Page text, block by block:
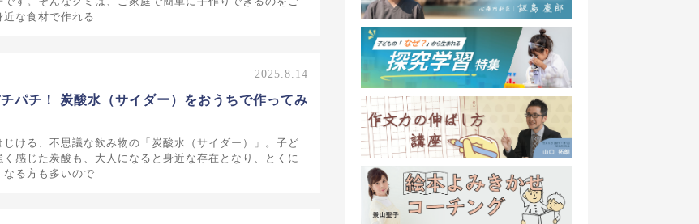
な食材で作れる
2025.8.14
パチ！ 炭酸水（サイダー）をおうちで作ってみ
ける、不思議な飲み物の「炭酸水（サイダー）」。子ど
く感じた炭酸も、大人になると身近な存在となり、とくに
る方も多いので